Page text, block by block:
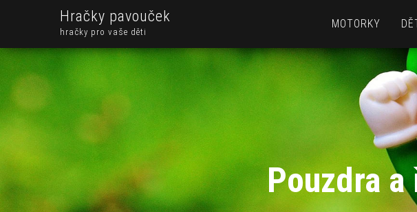
Hračky pavouček
hračky pro vaše děti
MOTORKY
Pouzdra